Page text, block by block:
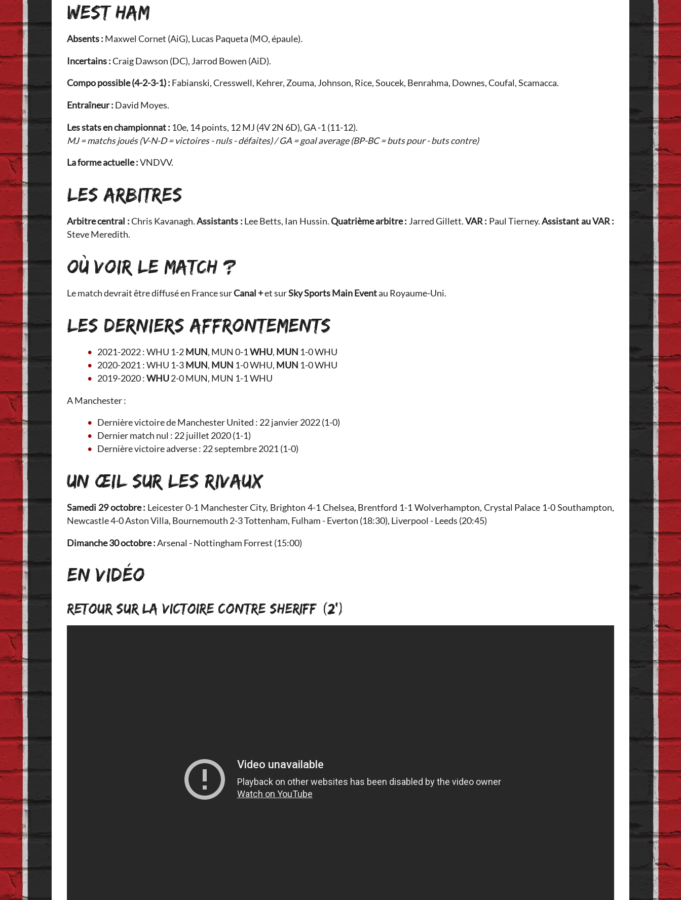
WEST HAM
Absents : Maxwel Cornet (AiG), Lucas Paqueta (MO, épaule).
Incertains :Craig Dawson (DC), Jarrod Bowen (AiD).
Compo possible (4-2-3-1) : Fabianski, Cresswell, Kehrer, Zouma, Johnson, Rice, Soucek, Benrahma, Downes, Coufal, Scamacca.
Entraîneur : David Moyes.
Les stats en championnat : 10e, 14 points, 12 MJ (4V 2N 6D), GA -1 (11-12).
MJ = matchs joués (V-N-D = victoires - nuls - défaites) / GA = goal average (BP-BC = buts pour - buts contre)
La forme actuelle :VNDVV.
LES ARBITRES
Arbitre central :Chris Kavanagh.Assistants : Lee Betts, Ian Hussin.Quatrième arbitre : Jarred Gillett.VAR : Paul Tierney.Assistant au VAR :
Steve Meredith.
OÙ VOIR LE MATCH ?
Le match devrait être diffusé en France surCanal +et surSky Sports Main Eventau Royaume-Uni.
LES DERNIERS AFFRONTEMENTS
2021-2022 :WHU 1-2MUN, MUN 0-1WHU, MUN 1-0 WHU
2020-2021 : WHU 1-3MUN, MUN 1-0 WHU, MUN 1-0 WHU
2019-2020 :WHU2-0 MUN, MUN 1-1 WHU
A Manchester :
Dernière victoire de Manchester United : 22 janvier 2022 (1-0)
Dernier match nul : 22 juillet 2020 (1-1)
Dernière victoire adverse : 22 septembre 2021 (1-0)
UN ŒIL SUR LES RIVAUX
Samedi 29 octobre : Leicester 0-1 Manchester City, Brighton 4-1 Chelsea, Brentford 1-1 Wolverhampton, Crystal Palace 1-0 Southampton,
Newcastle 4-0 Aston Villa, Bournemouth 2-3 Tottenham, Fulham - Everton (18:30), Liverpool - Leeds (20:45)
Dimanche 30 octobre :Arsenal - Nottingham Forrest (15:00)
EN VIDÉO
RETOUR SUR LA VICTOIRE CONTRE SHERIFF (2')